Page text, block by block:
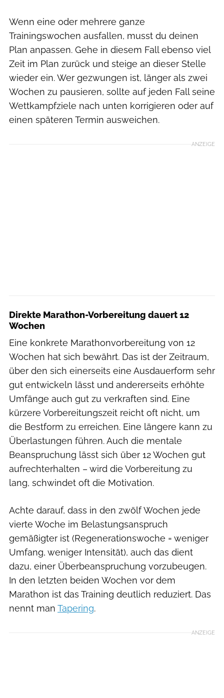
Wenn eine oder mehrere ganze
Trainingswochen ausfallen, musst du deinen
Plan anpassen. Gehe in diesem Fall ebenso viel
Zeit im Plan zurück und steige an dieser Stelle
wieder ein. Wer gezwungen ist, länger als zwei
Wochen zu pausieren, sollte auf jeden Fall seine
Wettkampfziele nach unten korrigieren oder auf
einen späteren Termin ausweichen.
ANZEIGE
Direkte Marathon-Vorbereitung dauert 12
Wochen
Eine konkrete Marathonvorbereitung von 12
Wochen hat sich bewährt. Das ist der Zeitraum,
über den sich einerseits eine Ausdauerform sehr
gut entwickeln lässt und andererseits erhöhte
Umfänge auch gut zu verkraften sind. Eine
kürzere Vorbereitungszeit reicht oft nicht, um
die Bestform zu erreichen. Eine längere kann zu
Überlastungen führen. Auch die mentale
Beanspruchung lässt sich über 12 Wochen gut
aufrechterhalten – wird die Vorbereitung zu
lang, schwindet oft die Motivation.
Achte darauf, dass in den zwölf Wochen jede
vierte Woche im Belastungsanspruch
gemäßigter ist (Regenerationswoche = weniger
Umfang, weniger Intensität), auch das dient
dazu, einer Überbeanspruchung vorzubeugen.
In den letzten beiden Wochen vor dem
Marathon ist das Training deutlich reduziert. Das
nennt man Tapering.
ANZEIGE